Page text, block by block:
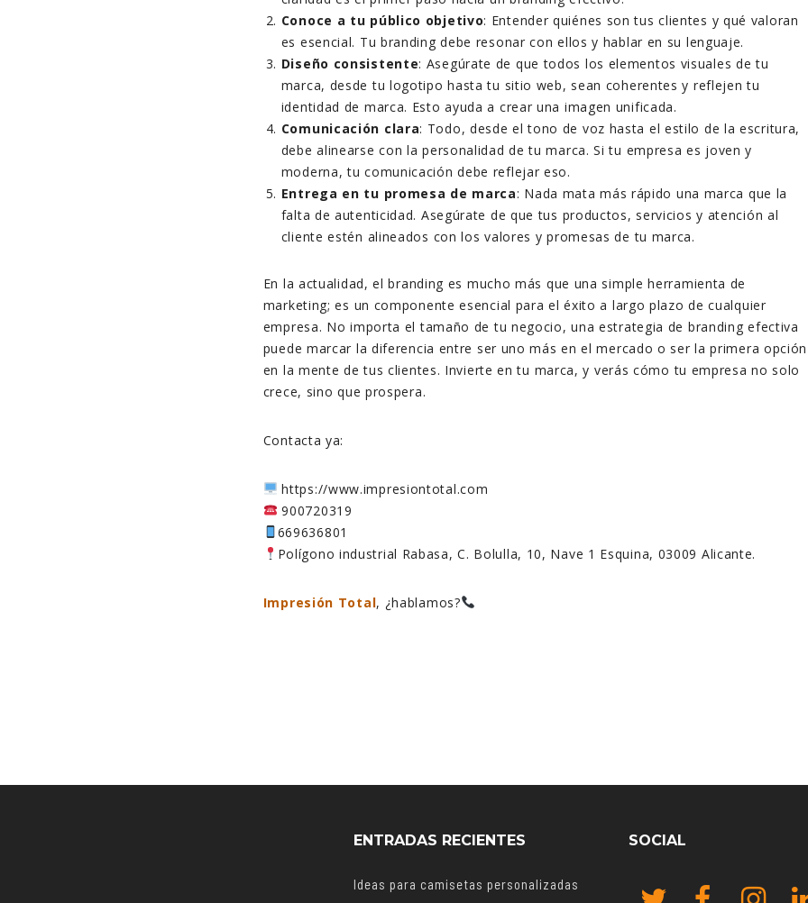
Conoce a tu público objetivo: Entender quiénes son tus clientes y qué valoran
es esencial. Tu branding debe resonar con ellos y hablar en su lenguaje.
Diseño consistente: Asegúrate de que todos los elementos visuales de tu
marca, desde tu logotipo hasta tu sitio web, sean coherentes y reflejen tu
identidad de marca. Esto ayuda a crear una imagen unificada.
Comunicación clara: Todo, desde el tono de voz hasta el estilo de la escritura,
debe alinearse con la personalidad de tu marca. Si tu empresa es joven y
moderna, tu comunicación debe reflejar eso.
Entrega en tu promesa de marca: Nada mata más rápido una marca que la
falta de autenticidad. Asegúrate de que tus productos, servicios y atención al
cliente estén alineados con los valores y promesas de tu marca.
En la actualidad, el branding es mucho más que una simple herramienta de
marketing; es un componente esencial para el éxito a largo plazo de cualquier
empresa. No importa el tamaño de tu negocio, una estrategia de branding efectiva
puede marcar la diferencia entre ser uno más en el mercado o ser la primera opción
en la mente de tus clientes. Invierte en tu marca, y verás cómo tu empresa no solo
crece, sino que prospera.
Contacta ya:
https://www.impresiontotal.com
900720319
669636801
Polígono industrial Rabasa, C. Bolulla, 10, Nave 1 Esquina, 03009 Alicante.
Impresión Total, ¿hablamos?
ENTRADAS RECIENTES
Ideas para camisetas personalizadas
SOCIAL